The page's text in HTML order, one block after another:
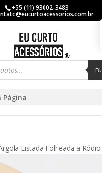
+55 (11) 93002-3483
Página
Listada Folheada a